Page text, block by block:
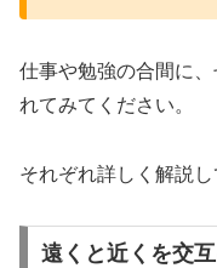
仕事や勉強の合間に
れてみてください。
それぞれ詳しく解説し
遠くと近くを交